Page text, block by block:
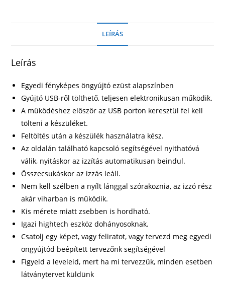
LEÍRÁS
Leírás
Egyedi fényképes öngyújtó ezüst alapszínben
Gyújtó USB-ről tölthető, teljesen elektronikusan működik.
A működéshez először az USB porton keresztül fel kell
tölteni a készüléket.
Feltöltés után a készülék használatra kész.
Az oldalán található kapcsoló segítségével nyithatóvá
válik, nyitáskor az izzítás automatikusan beindul.
Összecsukáskor az izzás leáll.
Nem kell szélben a nyílt lánggal szórakoznia, az izzó rész
akár viharban is működik.
Kis mérete miatt zsebben is hordható.
Igazi hightech eszköz dohányosoknak.
Csatolj egy képet, vagy feliratot, vagy tervezd meg egyedi
öngyújtód beépített tervezőnk segítségével
Figyeld a leveleid, mert ha mi tervezzük, minden esetben
látványtervet küldünk